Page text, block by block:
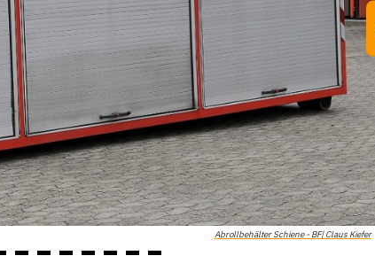
Abrollbehälter Schiene - BF| Claus Kiefer